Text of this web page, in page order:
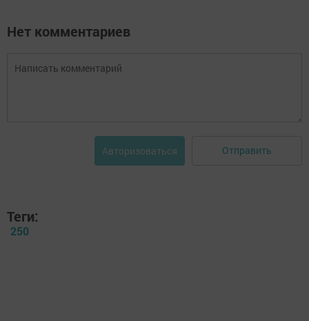
Нет комментариев
Авторизоваться Отправить
Теги:
250